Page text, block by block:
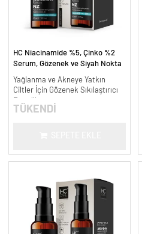
HC Niacinamide %5, Çinko %2
Serum, Gözenek ve Siyah Nokta
30 ml.
Yağlanma ve Akneye Yatkın
Ciltler İçin Gözenek Sıkılaştırıcı
TÜKENDİ